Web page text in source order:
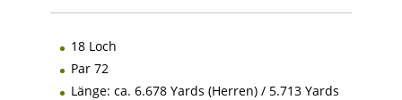
18 Loch
Par 72
Länge: ca. 6.678 Yards (Herren) / 5.713 Yards